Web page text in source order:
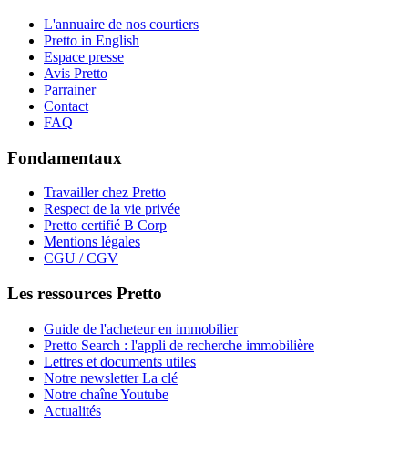
L'annuaire de nos courtiers
Pretto in English
Espace presse
Avis Pretto
Parrainer
Contact
FAQ
Fondamentaux
Travailler chez Pretto
Respect de la vie privée
Pretto certifié B Corp
Mentions légales
CGU / CGV
Les ressources Pretto
Guide de l'acheteur en immobilier
Pretto Search : l'appli de recherche immobilière
Lettres et documents utiles
Notre newsletter La clé
Notre chaîne Youtube
Actualités